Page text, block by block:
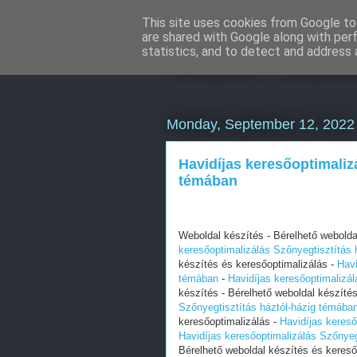
Online
Monday, September 12, 2022
Havidíjas
témában
Weboldal készítés - Bérelhető
keresőoptimalizálás Szőnyegtisztítás
készítés és keresőoptimalizálás -
témában - Havidíjas
készítés - Bérelhető weboldal
Szőnyegtisztítás háztól-házig
keresőoptimalizálás - Havidíjas
Havidíjas keresőoptimalizálás
Bérelhető weboldal készítés és
This site uses cookies from Google
are shared with Google along with
statistics, and to detect and address